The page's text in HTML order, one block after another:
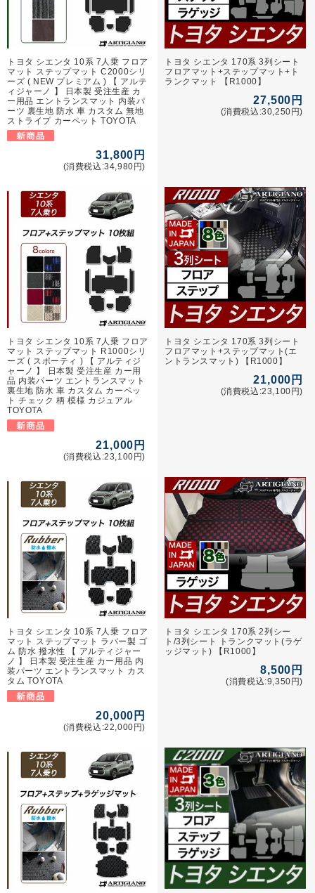
トヨタ シエンタ 10系 7人乗 フロア
マット ステップマット C2000シリ
ーズ ( NEW プレミアム ) 【 アルテ
ィジャーノ 】 日本製 受注生産 カ
ー用品 エントランスマット 内装パ
ーツ 裏生地 防水 車 カスタム 無地
ストライプ カーペット TOYOTA
31,800円
(消費税込:34,980円)
トヨタ シエンタ 170系 3列シート
フロアマット+ステップマット+ト
ランクマット 【R1000】
27,500円
(消費税込:30,250円)
トヨタ シエンタ 10系 7人乗 フロア
マット ステップマット R1000シリ
ーズ ( スポーティ ) 【 アルティジ
ャーノ 】 日本製 受注生産 カー用
品 内装パーツ エントランスマット
裏生地 防水 車 カスタム カーペッ
ト チェック 柄 模様 カジュアル
TOYOTA
21,000円
(消費税込:23,100円)
トヨタ シエンタ 170系 3列シート
フロアマット+ステップマット(エ
ントランスマット) 【R1000】
21,000円
(消費税込:23,100円)
トヨタ シエンタ 10系 7人乗 フロア
マット ステップマット ラバー製 ゴ
ム 防水 撥水性 【 アルティジャー
ノ 】 日本製 受注生産 カー用品 内
装パーツ エントランスマット カス
タム TOYOTA
20,000円
(消費税込:22,000円)
トヨタ シエンタ 170系 2列シー
ト/3列シート トランクマット(ラゲ
ッジマット) 【R1000】
8,500円
(消費税込:9,350円)